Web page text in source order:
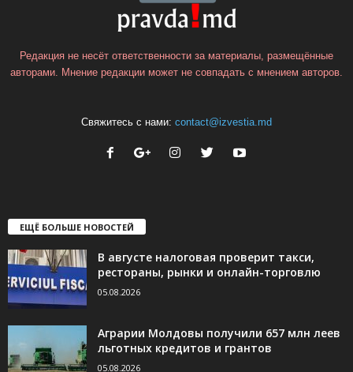
Редакция не несёт ответственности за материалы, размещённые
авторами. Мнение редакции может не совпадать с мнением авторов.
Свяжитесь с нами: contact@izvestia.md
ЕЩЁ БОЛЬШЕ НОВОСТЕЙ
В августе налоговая проверит такси,
рестораны, рынки и онлайн-торговлю
05.08.2026
Аграрии Молдовы получили 657 млн леев
льготных кредитов и грантов
05.08.2026